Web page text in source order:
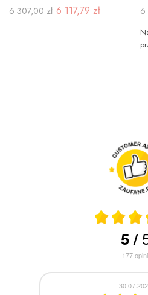
6 307,00 zł 6 117,79 zł
6
5/
177